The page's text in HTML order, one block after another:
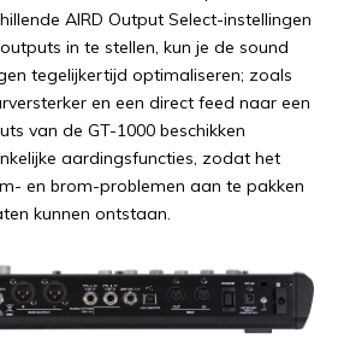
AIRD Output Select-instellingen
in te stellen, kun je de sound
tegelijkertijd optimaliseren; zoals
en een direct feed naar een
van de GT-1000 beschikken
aardingsfuncties, zodat het
en brom-problemen aan te pakken
kunnen ontstaan.